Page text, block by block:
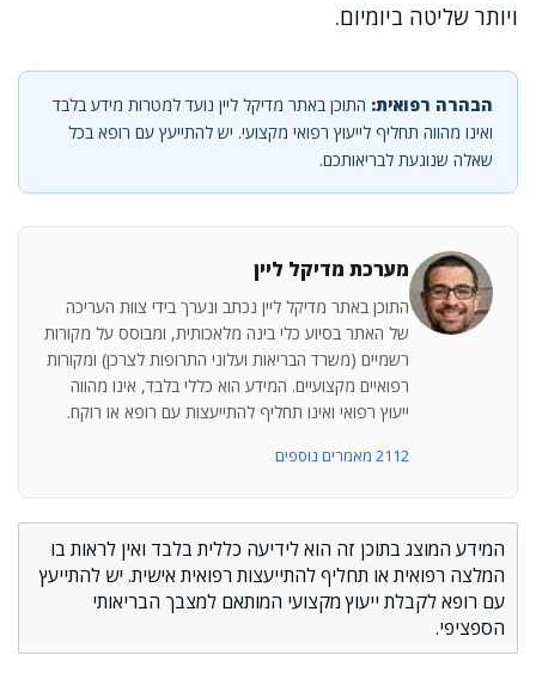
ויותר שליטה ביומיום.
הבהרה רפואית: התוכן באתר מדיקל ליין נועד למטרות מידע בלבד
ואינו מהווה תחליף לייעוץ רפואי מקצועי. יש להתייעץ עם רופא בכל
שאלה שנוגעת לבריאותכם.
מערכת מדיקל ליין
התוכן באתר מדיקל ליין נכתב ונערך בידי צוות העריכה
של האתר בסיוע כלי בינה מלאכותית, ומבוסס על מקורות
רשמיים (משרד הבריאות ועלוני התרופות לצרכן) ומקורות
רפואיים מקצועיים. המידע הוא כללי בלבד, אינו מהווה
ייעוץ רפואי ואינו תחליף להתייעצות עם רופא או רוקח.
2112 מאמרים נוספים
המידע המוצג בתוכן זה הוא לידיעה כללית בלבד ואין לראות בו
המלצה רפואית או תחליף להתייעצות רפואית אישית. יש להתייעץ
עם רופא לקבלת ייעוץ מקצועי המותאם למצבך הבריאותי
הספציפי.